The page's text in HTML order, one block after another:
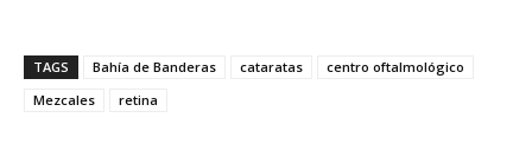
TAGS Bahía de Banderas cataratas
centro oftalmológico
Mezcales
retina